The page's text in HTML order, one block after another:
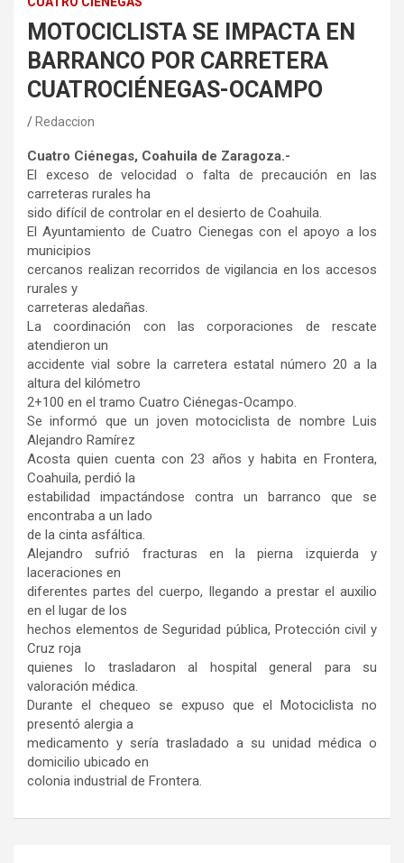
MOTOCICLISTA SE IMPACTA EN
BARRANCO POR CARRETERA
CUATROCIÉNEGAS-OCAMPO
Redaccion
Cuatro Ciénegas, Coahuila de Zaragoza.-
El exceso de velocidad o falta de precaución en las
carreteras rurales ha
sido difícil de controlar en el desierto de Coahuila.
El Ayuntamiento de Cuatro Cienegas con el apoyo a los
municipios
cercanos realizan recorridos de vigilancia en los accesos
rurales y
carreteras aledañas.
La coordinación con las corporaciones de rescate
atendieron un
accidente vial sobre la carretera estatal número 20 a la
altura del kilómetro
2+100 en el tramo Cuatro Ciénegas-Ocampo.
Se informó que un joven motociclista de nombre Luis
Alejandro Ramírez
Acosta quien cuenta con 23 años y habita en Frontera,
Coahuila, perdió la
estabilidad impactándose contra un barranco que se
encontraba a un lado
de la cinta asfáltica.
Alejandro sufrió fracturas en la pierna izquierda y
laceraciones en
diferentes partes del cuerpo, llegando a prestar el auxilio
en el lugar de los
hechos elementos de Seguridad pública, Protección civil y
Cruz roja
quienes lo trasladaron al hospital general para su
valoración médica.
Durante el chequeo se expuso que el Motociclista no
presentó alergia a
medicamento y sería trasladado a su unidad médica o
domicilio ubicado en
colonia industrial de Frontera.